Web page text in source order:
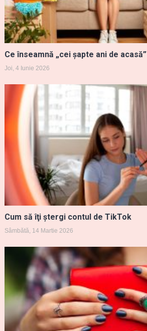
Ce înseamnă „cei șapte ani de acasă”
Joi, 4 Iunie 2026
Cum să îţi ştergi contul de TikTok
Sâmbătă, 14 Martie 2026